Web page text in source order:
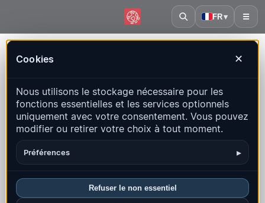
FR▾ ☰
Cookies ✕
Nous utilisons le stockage nécessaire pour les
fonctions essentielles et les services optionnels
uniquement avec votre consentement. Vous pouvez
modifier ou retirer votre choix à tout moment.
Préférences ▸
Refuser le non essentiel
Carte en direct, statistiques et événements récents
Ouvrir la carte historique Derniers dans ce pays
Aperçu
FAQ